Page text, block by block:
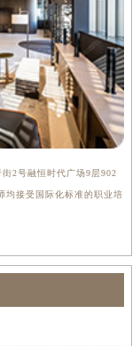
2号融恒时代广场9层902
均接受国际化标准的职业培